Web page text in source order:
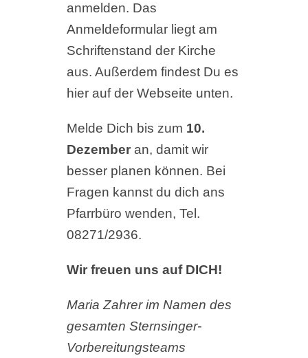
anmelden. Das
Anmeldeformular liegt am
Schriftenstand der Kirche
aus. Außerdem findest Du es
hier auf der Webseite unten.
Melde Dich bis zum 10.
Dezemberan, damit wir
besser planen können. Bei
Fragen kannst du dich ans
Pfarrbüro wenden, Tel.
08271/2936.
Wir freuen uns auf DICH!
Maria Zahrer im Namen des
gesamten Sternsinger-
Vorbereitungsteams